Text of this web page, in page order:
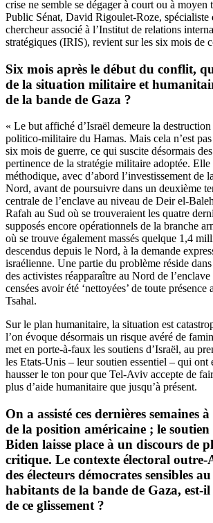
crise ne semble se dégager à court ou à moyen
Public Sénat, David Rigoulet-Roze,
chercheur associé à l’Institut de relations
stratégiques (IRIS), revient sur les six mois de
Six mois après le début du conflit,
de la situation militaire et
de la bande de Gaza ?
« Le but affiché d’Israël demeure la
politico-militaire du Hamas. Mais cela n’est
six mois de guerre, ce qui suscite désormais
pertinence de la stratégie militaire adoptée.
méthodique, avec d’abord l’investissement de
Nord, avant de poursuivre dans un deuxième
centrale de l’enclave au niveau de Deir el-
Rafah au Sud où se trouveraient les quatre
supposés encore opérationnels de la branche
où se trouve également massés quelque 1,4
descendus depuis le Nord, à la demande
israélienne. Une partie du problème réside
des activistes réapparaître au Nord de l’enclave
censées avoir été ‘nettoyées’ de toute
Tsahal.
Sur le plan humanitaire, la situation est
l’on évoque désormais un risque avéré de
met en porte-à-faux les soutiens d’Israël, au
les Etats-Unis – leur soutien essentiel – qui ont
hausser le ton pour que Tel-Aviv accepte de
plus d’aide humanitaire que jusqu’à présent.
On a assisté ces dernières semaines
de la position américaine ; le
Biden laisse place à un discours de
critique. Le contexte électoral
des électeurs démocrates sensibles
habitants de la bande de Gaza, est-il
de ce glissement ?